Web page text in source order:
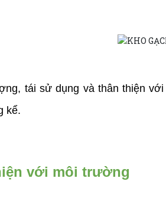
tái sử dụng và thân thiện
kể.
với môi trường